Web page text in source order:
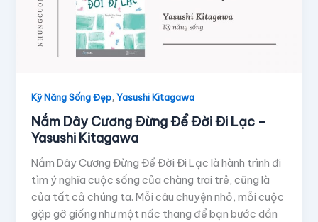
Kỹ Năng Sống Đẹp,Yasushi Kitagawa
Nắm Dây Cương Đừng Để Đời Đi Lạc –
Yasushi Kitagawa
Nắm Dây Cương Đừng Để Đời Đi Lạc là hành trình đi
tìm ý nghĩa cuộc sống của chàng trai trẻ, cũng là
của tất cả chúng ta. Mỗi câu chuyện nhỏ, mỗi cuộc
gặp gỡ giống như một nấc thang để bạn bước dần